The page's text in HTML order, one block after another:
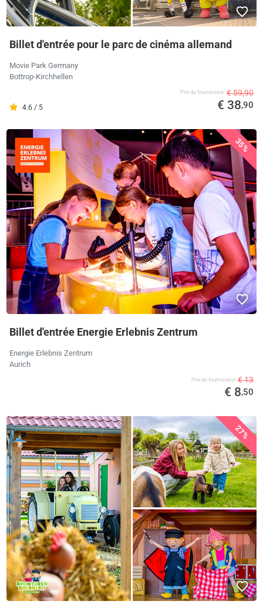
Billet d'entrée pour le parc de cinéma allemand
Movie Park Germany
Bottrop-Kirchhellen
4.6 / 5
Prix ​​du fournisseur € 59,90
€ 38,90
35%
Billet d'entrée Energie Erlebnis Zentrum
Energie Erlebnis Zentrum
Aurich
Prix ​​du fournisseur € 13
€ 8,50
27%